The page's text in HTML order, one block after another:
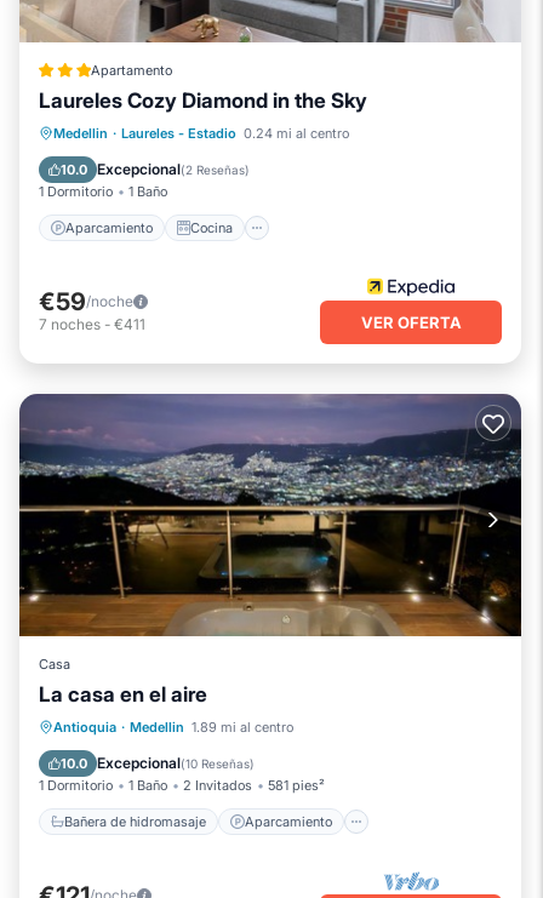
Apartamento
Laureles Cozy Diamond in the Sky
Medellin · Laureles - Estadio 0.24 mi al centro
10.0 Excepcional(2 Reseñas)
1 Dormitorio 1 Baño
Aparcamiento Cocina
Aparcamiento Cocina
Internet
Apto para niños
€59/noche
7 noches - €411 VER OFERTA
Casa
La casa en el aire
Antioquia · Medellin 1.89 mi al centro
10.0 Excepcional(10 Reseñas)
1 Dormitorio 1 Baño 2 Invitados 581 pies²
Bañera de hidromasaje Aparcamiento
Bañera de hidromasaje
Cocina
Internet
/noche